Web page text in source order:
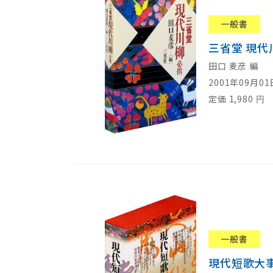
一般書
三省堂 現代
田口 麦彦 編
2001年09月01
定価 1,980 円
一般書
現代短歌大